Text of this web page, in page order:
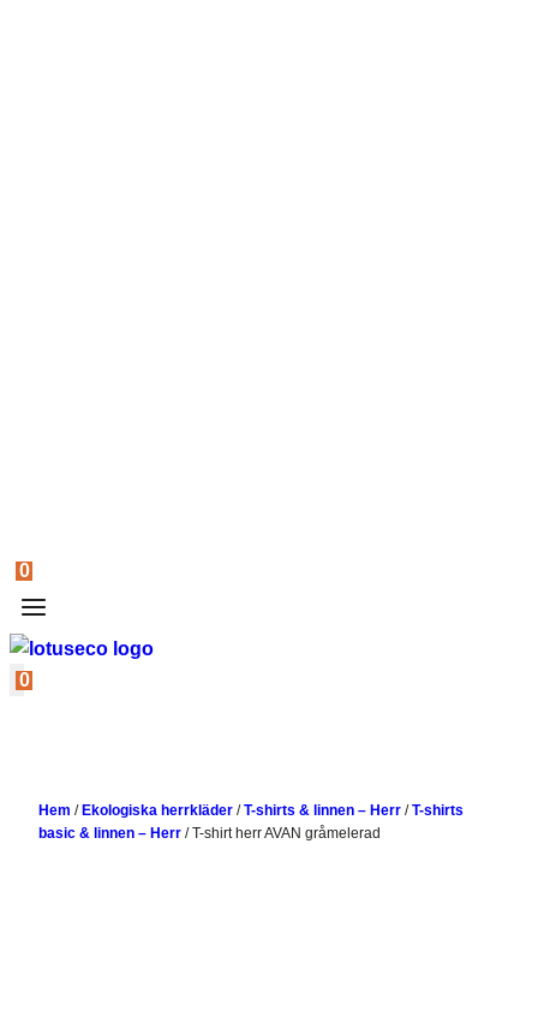
0
0
Hem / Ekologiska herrkläder /T-shirts & linnen – Herr /T-shirts
basic & linnen – Herr /T-shirt herr AVAN gråmelerad